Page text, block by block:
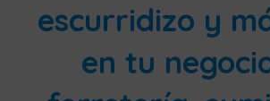
escurridizo y
en tu